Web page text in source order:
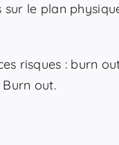
le plan
risques : burn
out.